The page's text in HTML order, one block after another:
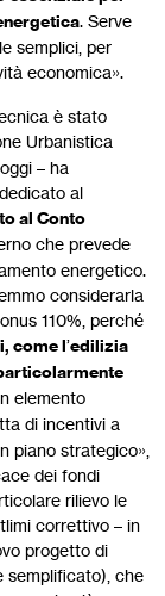
. Serve
semplici, per
economica».
è stato
Urbanistica
– ha
al
al Conto
che prevede
energetico.
considerarla
110%, perché
come l’edilizia
elemento
di incentivi a
piano strategico»,
dei fondi
rilievo le
correttivo – in
progetto di
semplificato), che